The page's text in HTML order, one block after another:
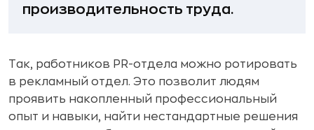
производительность труда.
Так, работников PR-отдела можно ротировать
в рекламный отдел. Это позволит людям
проявить накопленный профессиональный
опыт и навыки, найти нестандартные решения